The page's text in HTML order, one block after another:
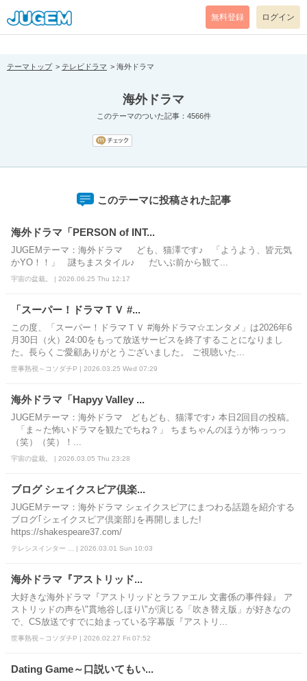
[pear_error: message="Success" code=0 mode=return level=notice
prefix="" info=""]
無料登録 ログイン
テーマトップ テレビドラマ 海外ドラマ
海外ドラマ
このテーマのついた記事：4566件
このテーマに投稿された記事
海外ドラマ「PERSON of INT...
JUGEMテーマ：海外ドラマ ども、猫澤です♪ 「ようよう、皆元気
かYO！！」 謎ちまスタイル♪ だいぶ前から観て...
宇宙の盆栽。 | 2026.06.25 Thu 12:17
「スーパー！ドラマＴＶ #...
この度、「スーパー！ドラマＴＶ #海外ドラマ☆エンタメ」は2026年6
月30日（火）24:00をもって放送サービスを終了することになりまし
た。長らくご愛顧ありがとうございました。 ご視聴いた...
世事熟視～コソダチP | 2026.03.25 Wed 07:29
海外ドラマ「Hapyy Valley ...
JUGEMテーマ：海外ドラマ どもども、猫澤です♪ 本日2回目の投稿。
「ま～た怖いドラマを観たでちね？」 ちまちゃんのほうが怖っっっ
（笑）（笑）！...
宇宙の盆栽。 | 2026.03.05 Thu 23:28
ブログ シェイクスピア倶楽...
JUGEMテーマ：海外ドラマ シェイクスピアにまつわる話題を紹介する
ブログ｢シェイクスピア倶楽部｣を再開しました!
https://shakespeare37.com/
テレシスインター ... | 2026.03.01 Sun 10:03
海外ドラマ『アストリッド...
大好きな海外ドラマ『アストリッドとラファエル 文書係の事件録』 ア
ストリッドの声を\"貫地谷しほり\"が演じる「吹き替え版」が好きなの
で、CS放送ですでに始まっている字幕版『アストリ...
世事熟視～コソダチP | 2026.02.27 Fri 07:52
Dating Game～口説いてもい...